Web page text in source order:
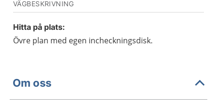
VÄGBESKRIVNING
Hitta på plats:
Övre plan med egen incheckningsdisk.
Om oss